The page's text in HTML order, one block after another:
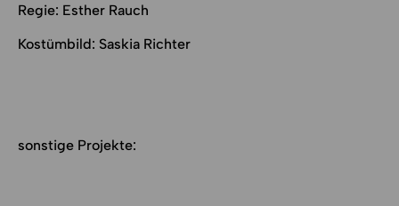
Regie: Esther Rauch
Kostümbild: Saskia Richter
sonstige Projekte: